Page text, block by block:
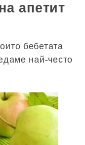
апетит
бебетата
най-често